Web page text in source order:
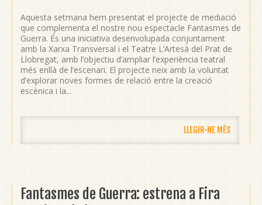
Aquesta setmana hem presentat el projecte de mediació
que complementa el nostre nou espectacle Fantasmes de
Guerra. És una iniciativa desenvolupada conjuntament
amb la Xarxa Transversal i el Teatre L’Artesà del Prat de
Llobregat, amb l’objectiu d’ampliar l’experiència teatral
més enllà de l’escenari. El projecte neix amb la voluntat
d’explorar noves formes de relació entre la creació
escènica i la...
LLEGIR-NE MÉS
Fantasmes de Guerra: estrena a Fira